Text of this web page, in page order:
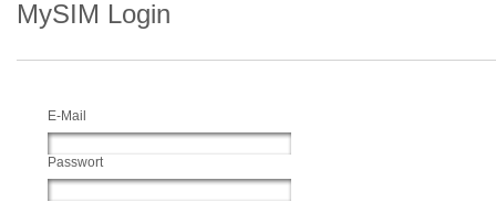
MySIM Login
Anmeldung
E-Mail
Passwort